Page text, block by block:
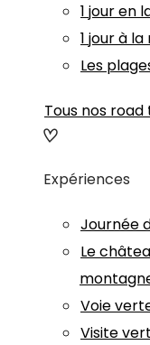
1 jour en
1 jour à
Les
Tous nos road
Expériences
Journée
Le
Voie
Visite